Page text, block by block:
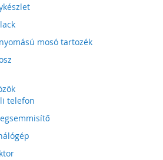
mosó tartozék
telefon